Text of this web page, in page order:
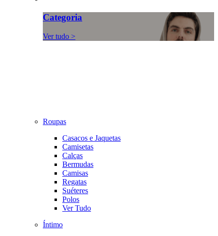
Categoria
Ver tudo >
Roupas
Casacos e Jaquetas
Camisetas
Calças
Bermudas
Camisas
Regatas
Suéteres
Polos
Ver Tudo
Íntimo